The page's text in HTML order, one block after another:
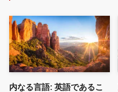
内なる言語: 英語であるこ